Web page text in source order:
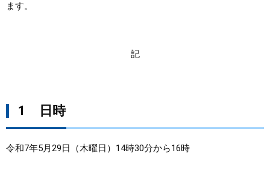
県政情報
ます。
記
1 日時
令和7年5月29日（木曜日）14時30分から16時